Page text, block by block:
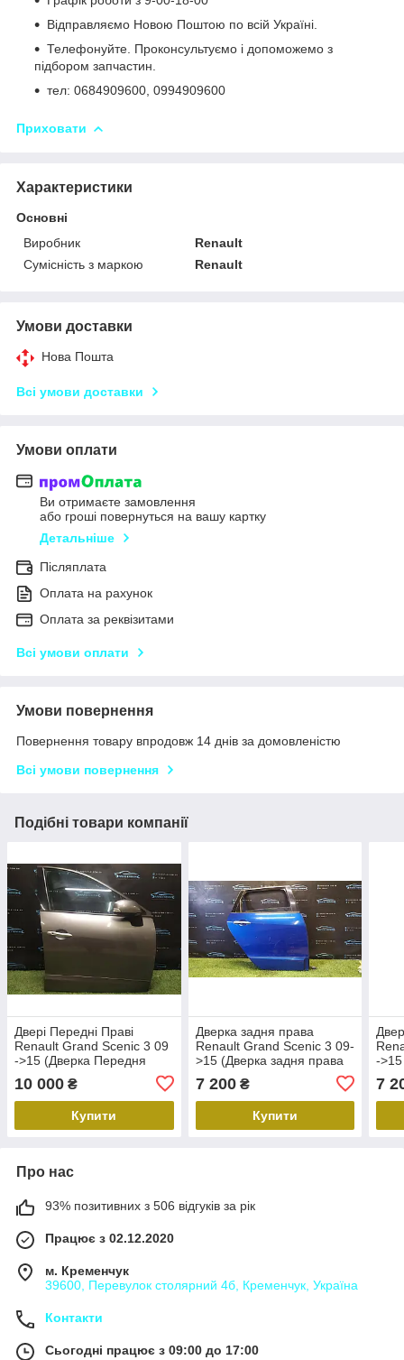
Відправляємо Новою Поштою по всій Україні.
Телефонуйте. Проконсультуємо і допоможемо з
підбором запчастин.
тел: 0684909600, 0994909600
Приховати
Характеристики
Основні
Виробник
Renault
Сумісність з маркою
Renault
Умови доставки
Нова Пошта
Всі умови доставки
Умови оплати
Ви отримаєте замовлення
або гроші повернуться на вашу картку
Детальніше
Післяплата
Оплата на рахунок
Оплата за реквізитами
Всі умови оплати
Умови повернення
Повернення товару впродовж 14 днів за домовленістю
Всі умови повернення
Подібні товари компанії
Двері Передні Праві
Renault Grand Scenic 3 09
->15 (Дверка Передня
Права Рено Гранд Сценік
3 09 ->15)
10 000 ₴
Купити
Дверка задня права
Renault Grand Scenic 3 09-
>15 (Дверка задня права
Рено Гранд Сценік 3 09-
>15)
7 200₴
Купити
-
7
Про нас
93% позитивних з 506 відгуків за рік
Працює з 02.12.2020
м. Кременчук
39600, Перевулок столярний 4б, Кременчук, Україна
Контакти
Сьогодні працює з 09:00 до 17:00